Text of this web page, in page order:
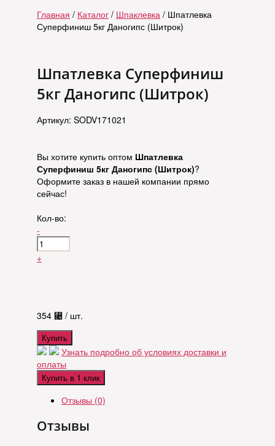
Главная / Каталог / Шпаклевка / Шпатлевка
Суперфиниш 5кг Даногипс (Шитрок)
Шпатлевка Суперфиниш
5кг Даногипс (Шитрок)
Артикул: SODV171021
Вы хотите купить оптом Шпатлевка
Суперфиниш 5кг Даногипс (Шитрок)?
Оформите заказ в нашей компании прямо
сейчас!
Кол-во:
-
+
354 ⃄ / шт.
Купить
Узнать подробно об условиях доставки и
оплаты
Купить в 1 клик
Отзывы (0)
Отзывы